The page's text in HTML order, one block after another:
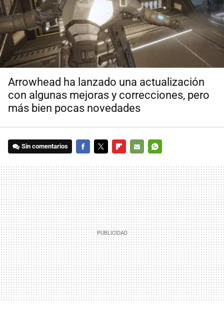
Arrowhead ha lanzado una actualización
con algunas mejoras y correcciones, pero
más bien pocas novedades
Sin comentarios
MAIL